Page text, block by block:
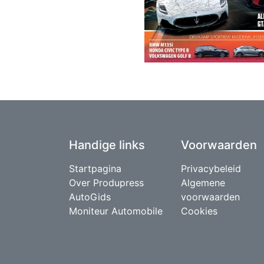
Handige links
Startpagina
Over Produpress
AutoGids
Moniteur Automobile
Voorwaarden
Privacybeleid
Algemene
voorwaarden
Cookies